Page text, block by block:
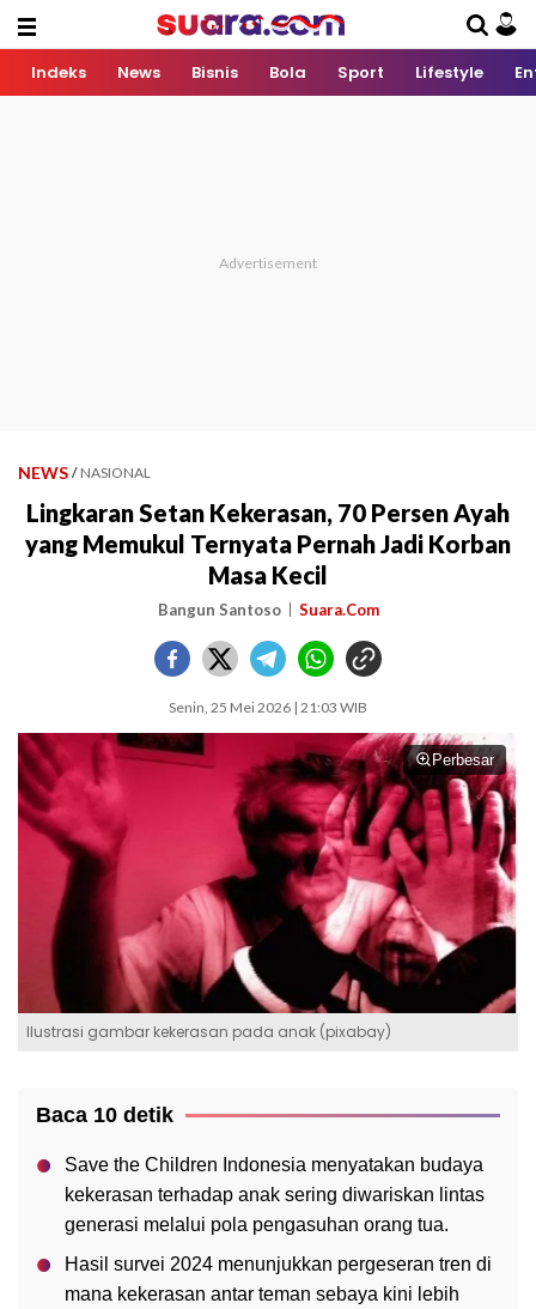
Indeks News Bisnis Bola Sport Lifestyle
NEWS / NASIONAL
Lingkaran Setan Kekerasan, 70 Persen Ayah
yang Memukul Ternyata Pernah Jadi Korban
Masa Kecil
Bangun Santoso Suara.Com
Senin, 25 Mei 2026 | 21:03 WIB
Perbesar
Ilustrasi gambar kekerasan pada anak (pixabay)
Baca 10 detik
Save the Children Indonesia menyatakan budaya
kekerasan terhadap anak sering diwariskan lintas
generasi melalui pola pengasuhan orang tua.
Hasil survei 2024 menunjukkan pergeseran tren di
mana kekerasan antar teman sebaya kini lebih